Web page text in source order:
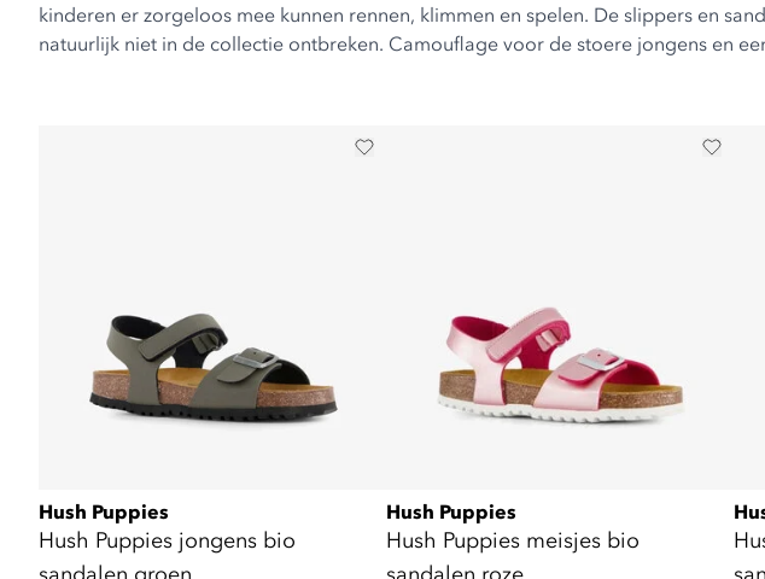
kinderen er zorgeloos mee kunnen rennen, klimmen en spelen. De slippers en
natuurlijk niet in de collectie ontbreken. Camouflage voor de stoere jongens en
Hush Puppies
Hush Puppies jongens bio
Hush Puppies
Hush Puppies meisjes bio